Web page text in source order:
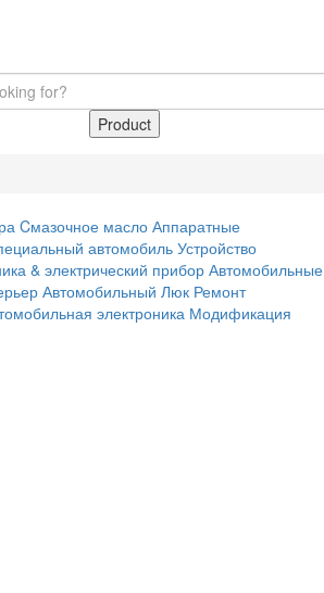
Product
Cмазочное масло Аппаратные
автомобиль Устройство
& электрический приборАвтомобильные
Автомобильный Люк Ремонт
электроника Модификация